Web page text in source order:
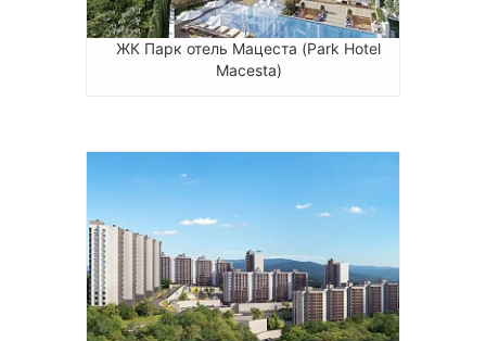
ЖК Парк отель Мацеста (Park Hotel
Macesta)